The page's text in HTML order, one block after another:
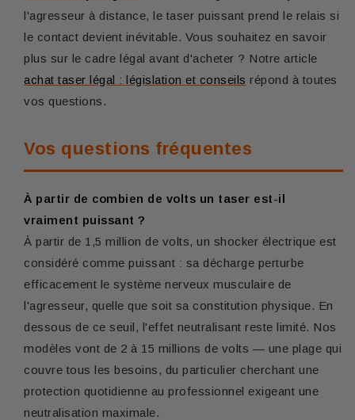
l'agresseur à distance, le taser puissant prend le relais si
le contact devient inévitable. Vous souhaitez en savoir
plus sur le cadre légal avant d'acheter ? Notre article
achat taser légal : législation et conseils répond à toutes
vos questions.
Vos questions fréquentes
À partir de combien de volts un taser est-il
vraiment puissant ?
À partir de 1,5 million de volts, un shocker électrique est
considéré comme puissant : sa décharge perturbe
efficacement le système nerveux musculaire de
l'agresseur, quelle que soit sa constitution physique. En
dessous de ce seuil, l'effet neutralisant reste limité. Nos
modèles vont de 2 à 15 millions de volts — une plage qui
couvre tous les besoins, du particulier cherchant une
protection quotidienne au professionnel exigeant une
neutralisation maximale.